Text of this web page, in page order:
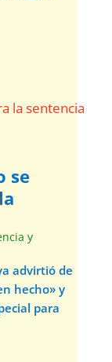
se
y
advirtió de
hecho» y
para